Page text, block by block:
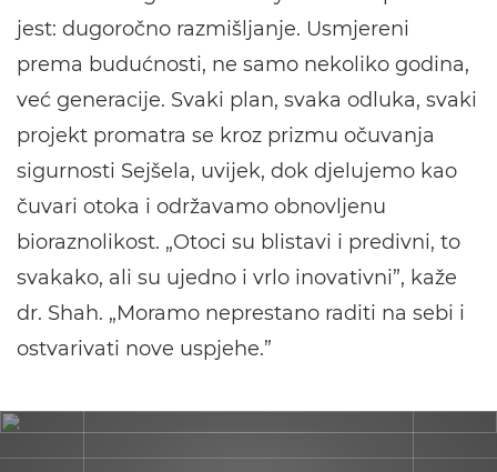
jest: dugoročno razmišljanje. Usmjereni
prema budućnosti, ne samo nekoliko godina,
već generacije. Svaki plan, svaka odluka, svaki
projekt promatra se kroz prizmu očuvanja
sigurnosti Sejšela, uvijek, dok djelujemo kao
čuvari otoka i održavamo obnovljenu
bioraznolikost. „Otoci su blistavi i predivni, to
svakako, ali su ujedno i vrlo inovativni”, kaže
dr. Shah. „Moramo neprestano raditi na sebi i
ostvarivati nove uspjehe.”